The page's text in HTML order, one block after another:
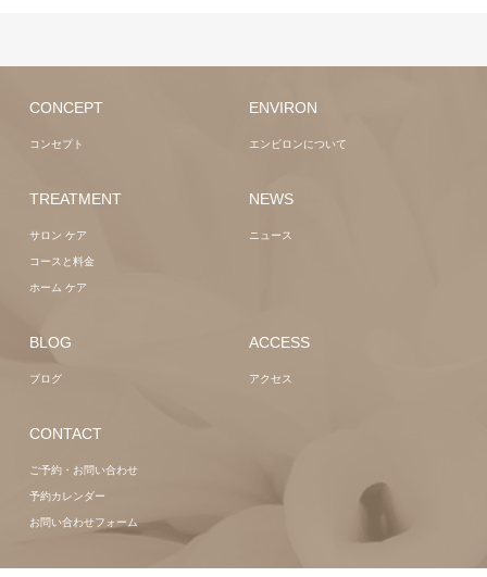
CONCEPT
コンセプト
ENVIRON
エンビロンについて
TREATMENT
サロン ケア
コースと料金
ホーム ケア
NEWS
ニュース
BLOG
ブログ
ACCESS
アクセス
CONTACT
ご予約・お問い合わせ
予約カレンダー
お問い合わせフォーム